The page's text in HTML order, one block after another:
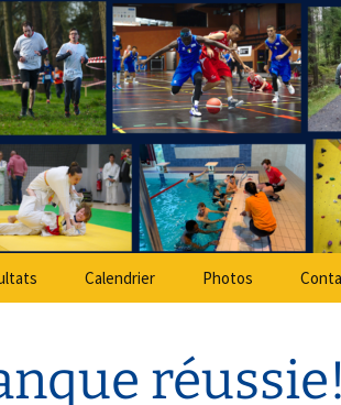
Sport
Calendrier Photos
réussie!